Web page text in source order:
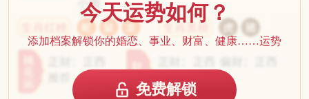
今天运势如何？
添加档案解锁你的婚恋、事业、财富、健康……运势
免费解锁